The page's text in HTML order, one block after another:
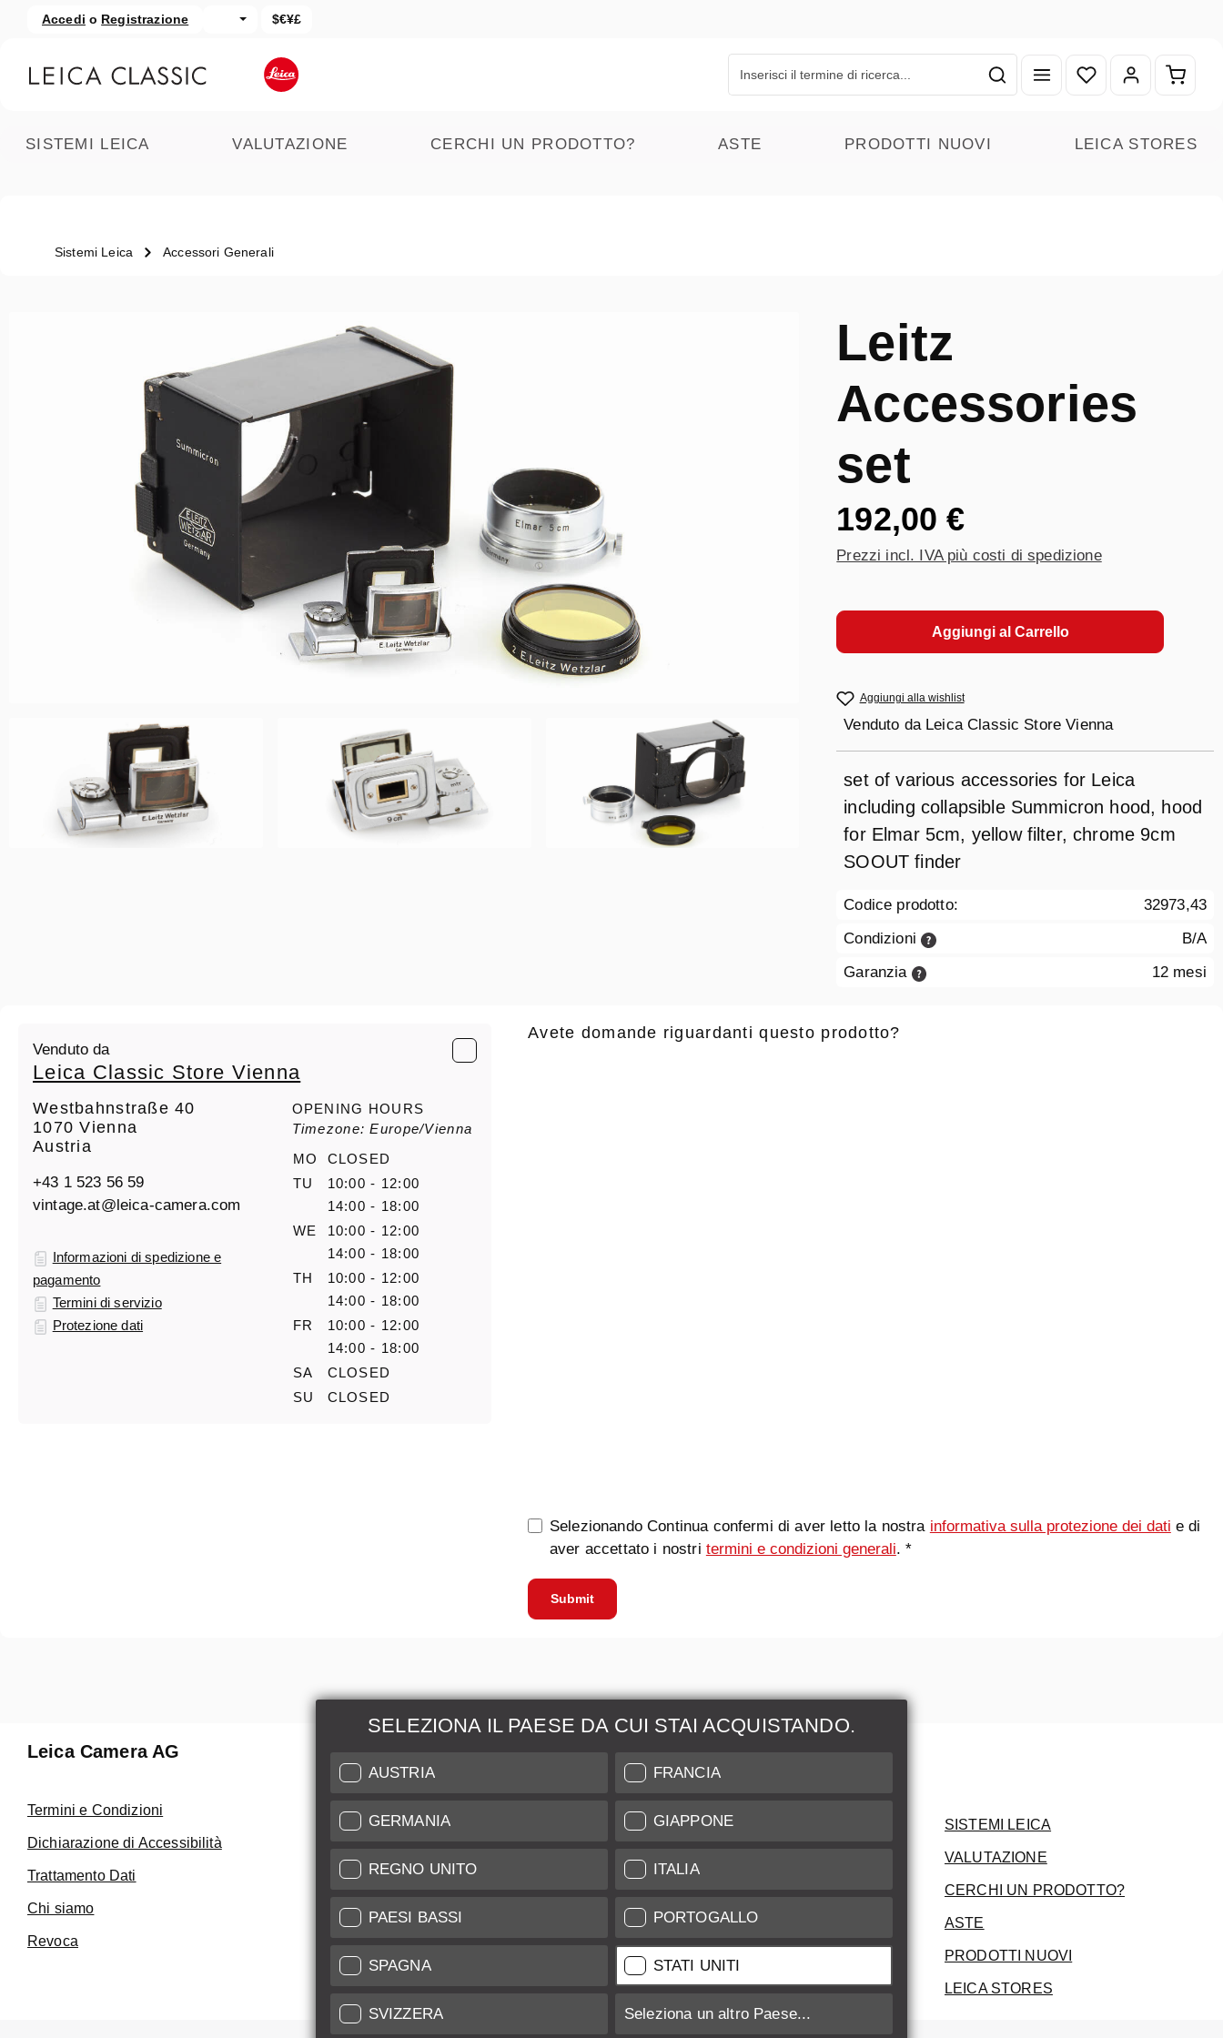
al contenuto principale
Salta alla ricerca
Accedi o Registrazione $€¥£
Hai 0 articoli nella lista
SISTEMI LEICA VALUTAZIONE CERCHI UN PRODOTTO? ASTE PRODOTTI NUOVI LEICA STORES
Sistemi Leica Accessori Generali
Leitz
Accessories
set
192,00 €
Prezzi incl. IVA più costi di spedizione
Aggiungi al Carrello
Aggiungi alla wishlist
Venduto da Leica Classic Store Vienna
set of various accessories for Leica
including collapsible Summicron hood, hood
for Elmar 5cm, yellow filter, chrome 9cm
SOOUT finder
Codice prodotto:
32973,43
Condizioni
B/A
Garanzia
12 mesi
Venduto da
Leica Classic Store Vienna
Westbahnstraße 40
1070 Vienna
Austria
+43 1 523 56 59
vintage.at@leica-camera.com
Informazioni di spedizione e
pagamento
Termini di servizio
Protezione dati
OPENING HOURS
Timezone: Europe/Vienna
MO
CLOSED
TU
10:00 - 12:00
14:00 - 18:00
WE
10:00 - 12:00
14:00 - 18:00
TH
10:00 - 12:00
14:00 - 18:00
FR
10:00 - 12:00
14:00 - 18:00
SA
CLOSED
SU
CLOSED
Avete domande riguardanti questo prodotto?
Selezionando Continua confermi di aver letto la nostra informativa sulla protezione dei dati e di
aver accettato i nostri termini e condizioni generali. *
Submit
SELEZIONA IL PAESE DA CUI STAI ACQUISTANDO.
AUSTRIA FRANCIA
GERMANIA GIAPPONE
REGNO UNITO ITALIA
PAESI BASSI PORTOGALLO
SPAGNA STATI UNITI
SVIZZERA Seleziona un altro Paese...
Leica Camera AG
Termini e Condizioni
Dichiarazione di Accessibilità
Trattamento Dati
Chi siamo
Revoca
Manutenzione &
Riparazione
Fai uso del nostro Leica Customer
Care
Assistenza Clienti
Service Certificate
Maggiori Informazioni
Indice di Conservazione
Spedizione e Pagamenti
Garanzia
Trattamento Dati
Newsletter
SISTEMI LEICA
VALUTAZIONE
CERCHI UN PRODOTTO?
ASTE
PRODOTTI NUOVI
LEICA STORES